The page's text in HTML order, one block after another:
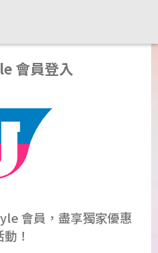
會員登入
會員，盡享獨家優惠
！